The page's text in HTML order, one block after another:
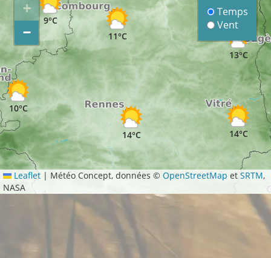
9°C
11°C
13°C
14°C
10°C
14°C
+
−
Temps
Vent
Leaflet | Météo Concept, données ©OpenStreetMap etSRTM,
NASA